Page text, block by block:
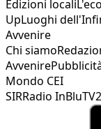
Edizioni locali
UpLuoghi
Avvenire
Chi siamo
Avvenire
Mondo CEI
SIRRadio InBlu